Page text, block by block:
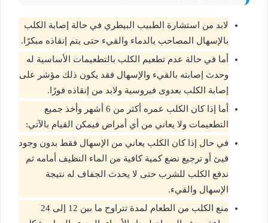
لابد من استشارة الطبيب البيطري في حالة إصابة الكلب
بالإسهال المصاحب بالدماء والقيء حتى يتم إنقاذه مبكرًا.
أما في حالة عدم تطعيم الكلب بالتطعيمات الأساسية له
وحدث إصابته بالقيء والإسهال فقد يكون ذلك مؤشر على
إصابة الكلب بعدوى فيروسية ولابد من إنقاذه فورًا.
أما إذا كان الكلب عمره أكثر من 6 أشهر وأخذ جميع
التطعيمات ولا يعاني من أي أمراض فيمكن القيام بالآتي:
في حال إذا كان الكلب يعاني من الإسهال فقط بدون وجود
قيئ أو ترجيع نضع كمية كافية من الماء النظيف أمامه ثم
ندفع الكلب للشرب حتى لا يحدث الجفاف له نتيجة
الإسهال والقيء.
منع الكلب من الطعام لمدة تتراوح ما بين 12 إلى 24